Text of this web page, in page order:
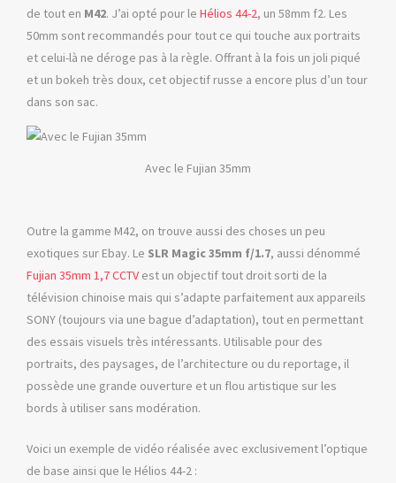
de tout en M42. J’ai opté pour le Hélios 44-2, un 58mm f2. Les
50mm sont recommandés pour tout ce qui touche aux portraits
et celui-là ne déroge pas à la règle. Offrant à la fois un joli piqué
et un bokeh très doux, cet objectif russe a encore plus d’un tour
dans son sac.
Avec le Fujian 35mm
Outre la gamme M42, on trouve aussi des choses un peu
exotiques sur Ebay. Le SLR Magic 35mm f/1.7, aussi dénommé
Fujian 35mm 1,7 CCTV est un objectif tout droit sorti de la
télévision chinoise mais qui s’adapte parfaitement aux appareils
SONY (toujours via une bague d’adaptation), tout en permettant
des essais visuels très intéressants. Utilisable pour des
portraits, des paysages, de l’architecture ou du reportage, il
possède une grande ouverture et un flou artistique sur les
bords à utiliser sans modération.
Voici un exemple de vidéo réalisée avec exclusivement l’optique
de base ainsi que le Hélios 44-2 :